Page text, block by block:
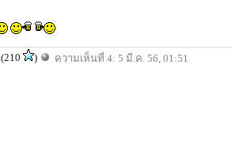
(210 ) ความเห็นที่ 4: 5 มี.ค. 56, 01:51